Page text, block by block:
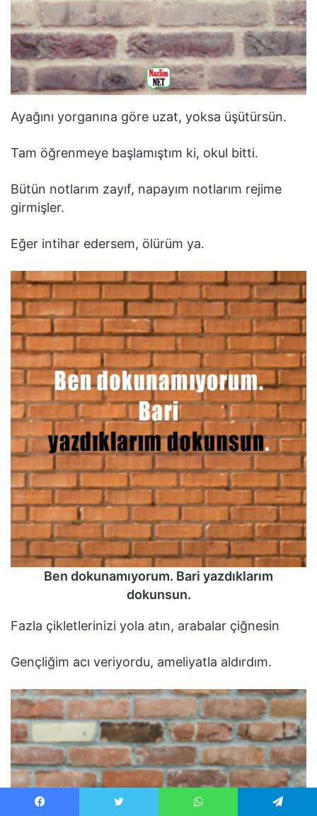
Ayağını yorganına göre uzat, yoksa üşütürsün.
Tam öğrenmeye başlamıştım ki, okul bitti.
Bütün notlarım zayıf, napayım notlarım rejime
girmişler.
Eğer intihar edersem, ölürüm ya.
Ben dokunamıyorum. Bari yazdıklarım
dokunsun.
Fazla çikletlerinizi yola atın, arabalar çiğnesin
Gençliğim acı veriyordu, ameliyatla aldırdım.